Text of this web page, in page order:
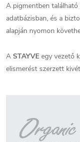
A pigmentben
adatbázisban, és a
alapján nyomon
A STAYVE egy vezető
elismerést szerzett